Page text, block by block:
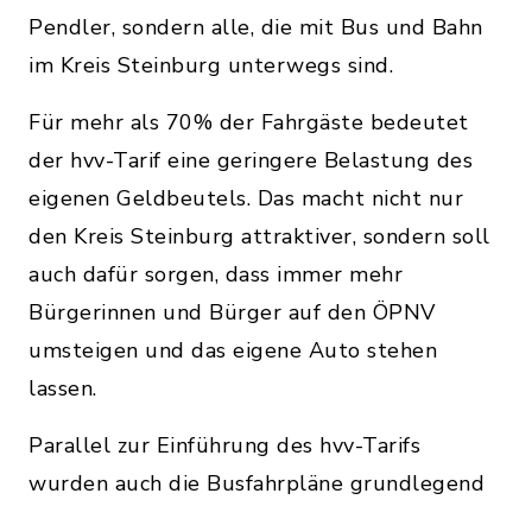
Pendler, sondern alle, die mit Bus und Bahn
im Kreis Steinburg unterwegs sind.
Für mehr als 70% der Fahrgäste bedeutet
der hvv-Tarif eine geringere Belastung des
eigenen Geldbeutels. Das macht nicht nur
den Kreis Steinburg attraktiver, sondern soll
auch dafür sorgen, dass immer mehr
Bürgerinnen und Bürger auf den ÖPNV
umsteigen und das eigene Auto stehen
lassen.
Parallel zur Einführung des hvv-Tarifs
wurden auch die Busfahrpläne grundlegend